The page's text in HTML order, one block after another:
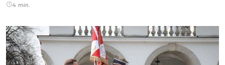
4 min.